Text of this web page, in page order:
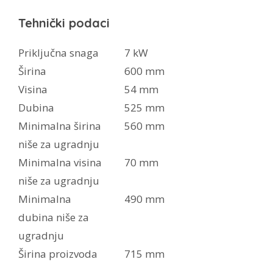
Tehnički podaci
Priključna snaga
7 kW
Širina
600 mm
Visina
54 mm
Dubina
525 mm
Minimalna širina
niše za ugradnju
560 mm
Minimalna visina
niše za ugradnju
70 mm
Minimalna
dubina niše za
ugradnju
490 mm
Širina proizvoda
715 mm